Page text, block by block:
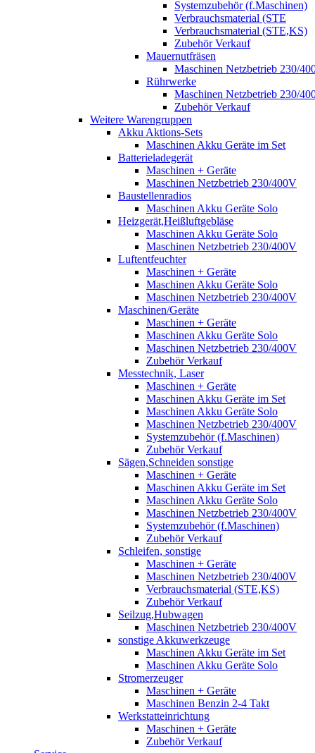
Systemzubehör (f.Maschinen)
Verbrauchsmaterial (STE
Verbrauchsmaterial (STE,KS)
Zubehör Verkauf
Mauernutfräsen
Maschinen Netzbetrieb 230/
Rührwerke
Maschinen Netzbetrieb 230/
Zubehör Verkauf
Weitere Warengruppen
Akku Aktions-Sets
Maschinen Akku Geräte im Set
Batterieladegerät
Maschinen + Geräte
Maschinen Netzbetrieb 230/400V
Baustellenradios
Maschinen Akku Geräte Solo
Heizgerät,Heißluftgebläse
Maschinen Akku Geräte Solo
Maschinen Netzbetrieb 230/400V
Luftentfeuchter
Maschinen + Geräte
Maschinen Akku Geräte Solo
Maschinen Netzbetrieb 230/400V
Maschinen/Geräte
Maschinen + Geräte
Maschinen Akku Geräte Solo
Maschinen Netzbetrieb 230/400V
Zubehör Verkauf
Messtechnik, Laser
Maschinen + Geräte
Maschinen Akku Geräte im Set
Maschinen Akku Geräte Solo
Maschinen Netzbetrieb 230/400V
Systemzubehör (f.Maschinen)
Zubehör Verkauf
Sägen,Schneiden sonstige
Maschinen + Geräte
Maschinen Akku Geräte im Set
Maschinen Akku Geräte Solo
Maschinen Netzbetrieb 230/400V
Systemzubehör (f.Maschinen)
Zubehör Verkauf
Schleifen, sonstige
Maschinen + Geräte
Maschinen Netzbetrieb 230/400V
Verbrauchsmaterial (STE,KS)
Zubehör Verkauf
Seilzug,Hubwagen
Maschinen Netzbetrieb 230/400V
sonstige Akkuwerkzeuge
Maschinen Akku Geräte im Set
Maschinen Akku Geräte Solo
Stromerzeuger
Maschinen + Geräte
Maschinen Benzin 2-4 Takt
Werkstatteinrichtung
Maschinen + Geräte
Zubehör Verkauf